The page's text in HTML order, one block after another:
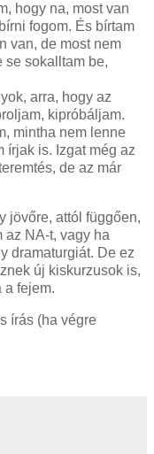
hogy na, most van
fogom. És bírtam
van, de most nem
se sokalltam be,
arra, hogy az
kipróbáljam.
mintha nem lenne
írjak is. Izgat még az
de az már
jövőre, attól függően,
az NA-t, vagy ha
dramaturgiát. De ez
új kiskurzusok is,
a fejem.
írás (ha végre